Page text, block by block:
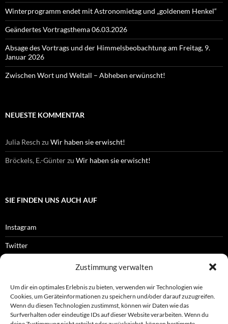
Zustimmung verwalten
Um dir ein optimales Erlebnis zu bieten, verwenden wir Technologien wie
Cookies, um Geräteinformationen zu speichern und/oder darauf zuzugreifen.
Wenn du diesen Technologien zustimmst, können wir Daten wie das
Surfverhalten oder eindeutige IDs auf dieser Website verarbeiten. Wenn du
Winterprogramm endet mit Astronomietag und „goldenem Henkel“
Geändertes Vortragsthema 06.03.2026
Absage des Vortrags und der Himmelsbeobachtung am Freitag, 9.
Januar 2026
Zwischen Wort und Weltall – Abheben erwünscht!
NEUESTE KOMMENTAR
Julia Resch zu Wir haben sie erwischt!
Bröckels, E.-Günterzu Wir haben sie erwischt!
SIE FINDEN UNS AUCH AUF
Instagram
Twitter
OFFIZIELLES